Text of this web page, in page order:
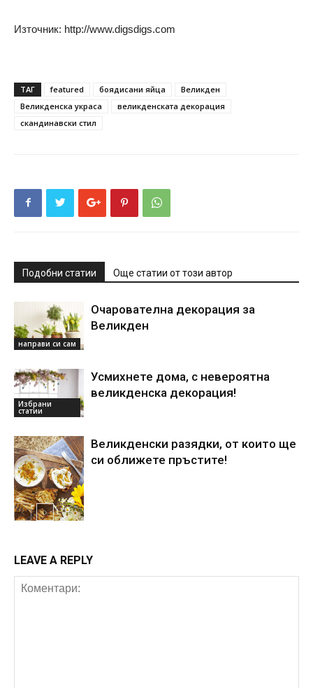
Източник: http://www.digsdigs.com
ТАГ featured боядисани яйца
Великден
Великденска украса
великденската декорация
скандинавски стил
Подобни статии Още статии от този автор
направи си сам
Очарователна декорация за
Великден
Избрани
статии
Усмихнете дома, с невероятна
великденска декорация!
Великденски разядки, от които ще
си оближете пръстите!
LEAVE A REPLY